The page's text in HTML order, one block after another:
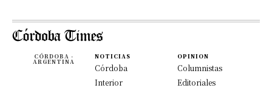
CÓRDOBA -
ARGENTINA
NOTICIAS
Córdoba
Interior
OPINION
Columnistas
Editoriales